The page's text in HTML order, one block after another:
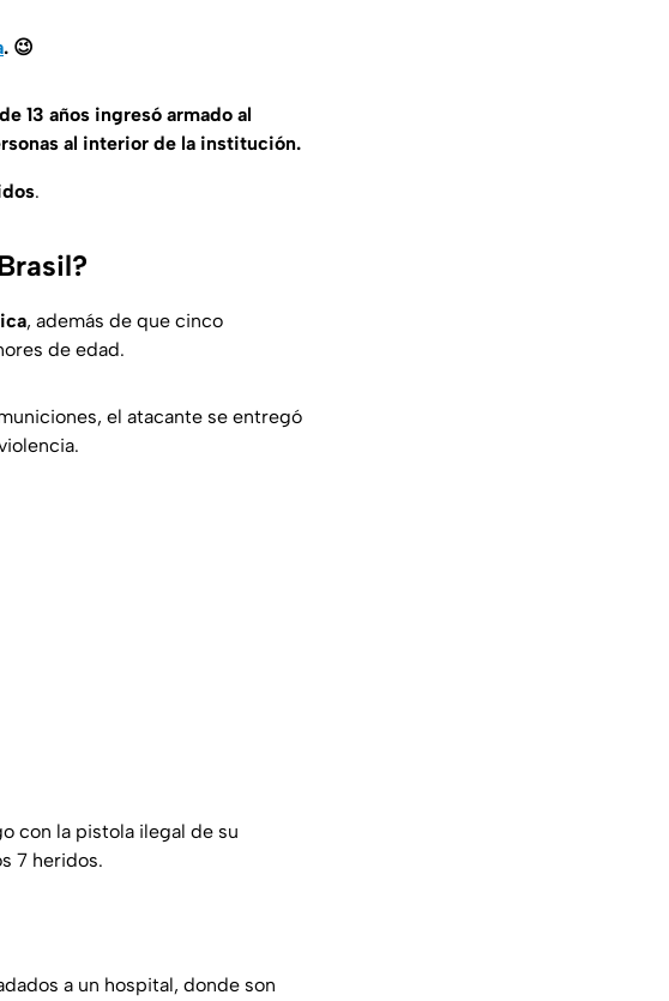
. 😉
13 años ingresó armado al
al interior de la institución.
.
, además de que cinco
de edad.
el atacante se entregó
con la pistola ilegal de su
7 heridos.
a un hospital, donde son